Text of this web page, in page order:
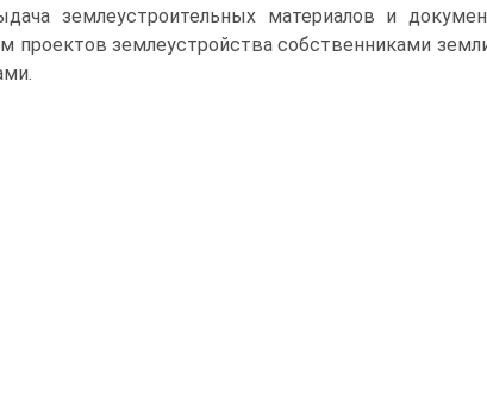
землеустрои­тельных материалов и
проектов землеустройства собственниками